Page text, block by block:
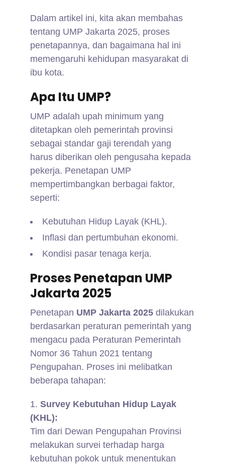
Dalam artikel ini, kita akan membahas
tentang UMP Jakarta 2025, proses
penetapannya, dan bagaimana hal ini
memengaruhi kehidupan masyarakat di
ibu kota.
Apa Itu UMP?
UMP adalah upah minimum yang
ditetapkan oleh pemerintah provinsi
sebagai standar gaji terendah yang
harus diberikan oleh pengusaha kepada
pekerja. Penetapan UMP
mempertimbangkan berbagai faktor,
seperti:
Kebutuhan Hidup Layak (KHL).
Inflasi dan pertumbuhan ekonomi.
Kondisi pasar tenaga kerja.
Proses Penetapan UMP
Jakarta 2025
Penetapan UMP Jakarta 2025dilakukan
berdasarkan peraturan pemerintah yang
mengacu pada Peraturan Pemerintah
Nomor 36 Tahun 2021 tentang
Pengupahan. Proses ini melibatkan
beberapa tahapan:
Survey Kebutuhan Hidup Layak
(KHL):
Tim dari Dewan Pengupahan Provinsi
melakukan survei terhadap harga
kebutuhan pokok untuk menentukan